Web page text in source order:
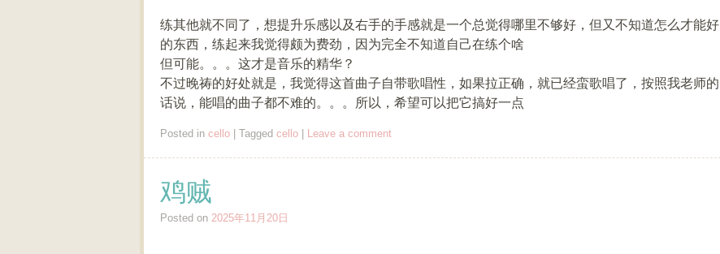
练其他就不同了，想提升乐感以及右手的手感就是一个总觉得哪里不够好，但又不知道怎么才能好
的东西，练起来我觉得颇为费劲，因为完全不知道自己在练个啥
但可能。。。这才是音乐的精华？
不过晚祷的好处就是，我觉得这首曲子自带歌唱性，如果拉正确，就已经蛮歌唱了，按照我老师的
话说，能唱的曲子都不难的。。。所以，希望可以把它搞好一点
Posted in cello Tagged cello Leave a comment
鸡贼
Posted on 2025年11月20日